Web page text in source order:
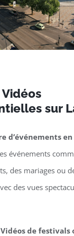
sur
d’événements
événements
des mariages ou
des vues
de festivals